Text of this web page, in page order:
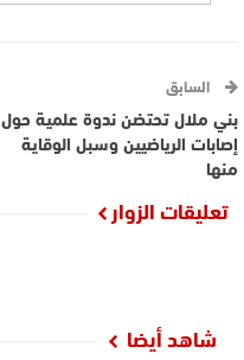
السابق
بني ملال تحتضن ندوة علمية حول
إصابات الرياضيين وسبل الوقاية
منها
تعليقات الزوار
شاهد أيضا